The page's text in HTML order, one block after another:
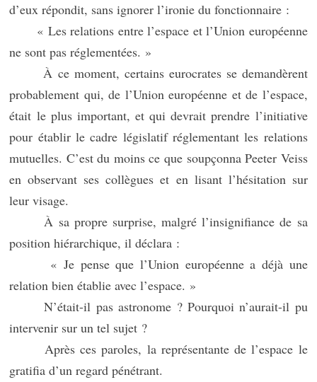
d’eux répondit, sans ignorer l’ironie du fonctionnaire :
« Les relations entre l’espace et l’Union européenne
ne sont pas réglementées. »
À ce moment, certains eurocrates se demandèrent
probablement qui, de l’Union européenne et de l’espace,
était le plus important, et qui devrait prendre l’initiative
pour établir le cadre législatif réglementant les relations
mutuelles. C’est du moins ce que soupçonna Peeter Veiss
en observant ses collègues et en lisant l’hésitation sur
leur visage.
À sa propre surprise, malgré l’insignifiance de sa
position hiérarchique, il déclara :
« Je pense que l’Union européenne a déjà une
relation bien établie avec l’espace. »
N’était-il pas astronome ? Pourquoi n’aurait-il pu
intervenir sur un tel sujet ?
Après ces paroles, la représentante de l’espace le
gratifia d’un regard pénétrant.